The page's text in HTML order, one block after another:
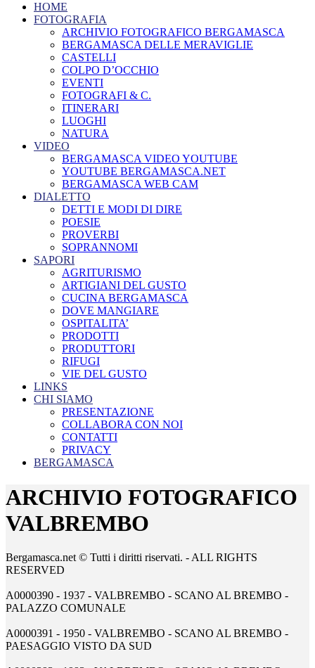
HOME
FOTOGRAFIA
ARCHIVIO FOTOGRAFICO BERGAMASCA
BERGAMASCA DELLE MERAVIGLIE
CASTELLI
COLPO D’OCCHIO
EVENTI
FOTOGRAFI & C.
ITINERARI
LUOGHI
NATURA
VIDEO
BERGAMASCA VIDEO YOUTUBE
YOUTUBE BERGAMASCA.NET
BERGAMASCA WEB CAM
DIALETTO
DETTI E MODI DI DIRE
POESIE
PROVERBI
SOPRANNOMI
SAPORI
AGRITURISMO
ARTIGIANI DEL GUSTO
CUCINA BERGAMASCA
DOVE MANGIARE
OSPITALITA’
PRODOTTI
PRODUTTORI
RIFUGI
VIE DEL GUSTO
LINKS
CHI SIAMO
PRESENTAZIONE
COLLABORA CON NOI
CONTATTI
PRIVACY
BERGAMASCA
ARCHIVIO FOTOGRAFICO
VALBREMBO
Bergamasca.net © Tutti i diritti riservati. - ALL RIGHTS
RESERVED
A0000390 - 1937 - VALBREMBO - SCANO AL BREMBO -
PALAZZO COMUNALE
A0000391 - 1950 - VALBREMBO - SCANO AL BREMBO -
PAESAGGIO VISTO DA SUD